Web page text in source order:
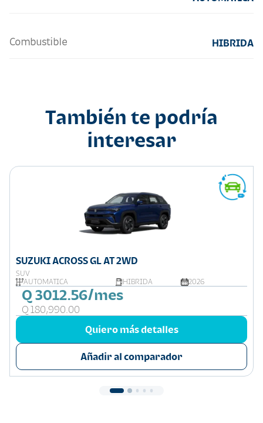
Combustible HIBRIDA
También te podría
interesar
SUZUKI ACROSS GL AT 2WD
SUV
AUTOMÁTICA
HIBRIDA 2026
Q 3012.56/mes
Q 180,990.00
Quiero más detalles
Añadir al comparador